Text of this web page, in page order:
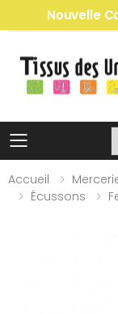
Nouvelle
Toggle
Accueil
Écussons